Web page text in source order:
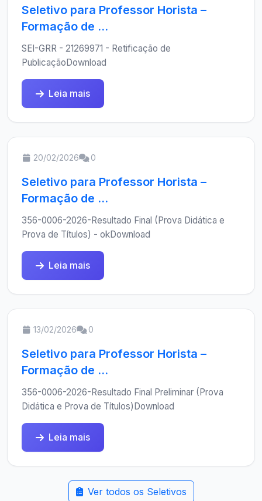
Seletivo para Professor Horista –
Formação de ...
SEI-GRR - 21269971 - Retificação de
PublicaçãoDownload
Leia mais
20/02/2026 0
Seletivo para Professor Horista –
Formação de ...
356-0006-2026-Resultado Final (Prova Didática e
Prova de Títulos) - okDownload
Leia mais
13/02/2026 0
Seletivo para Professor Horista –
Formação de ...
356-0006-2026-Resultado Final Preliminar (Prova
Didática e Prova de Títulos)Download
Leia mais
Ver todos os Seletivos